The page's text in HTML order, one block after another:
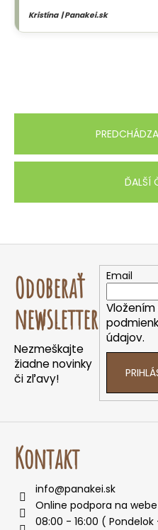
Kristína | Panakei.sk
ĎALŠÍ
Z
Odoberať
newsletter
Nezmeškajte
žiadne novinky
či zľavy!
Email
údajov.
Kontakt
info@panakei.sk
Online podpora na webe
08:00 - 16:00 ( Pondelok